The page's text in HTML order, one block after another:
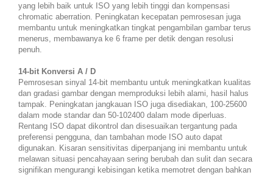
yang lebih baik untuk ISO yang lebih tinggi dan kompensasi
chromatic aberration. Peningkatan kecepatan pemrosesan juga
membantu untuk meningkatkan tingkat pengambilan gambar terus
menerus, membawanya ke 6 frame per detik dengan resolusi
penuh.
14-bit Konversi A / D
Pemrosesan sinyal 14-bit membantu untuk meningkatkan kualitas
dan gradasi gambar dengan memproduksi lebih alami, hasil halus
tampak. Peningkatan jangkauan ISO juga disediakan, 100-25600
dalam mode standar dan 50-102400 dalam mode diperluas.
Rentang ISO dapat dikontrol dan disesuaikan tergantung pada
preferensi pengguna, dan tambahan mode ISO auto dapat
digunakan. Kisaran sensitivitas diperpanjang ini membantu untuk
melawan situasi pencahayaan sering berubah dan sulit dan secara
signifikan mengurangi kebisingan ketika memotret dengan bahkan